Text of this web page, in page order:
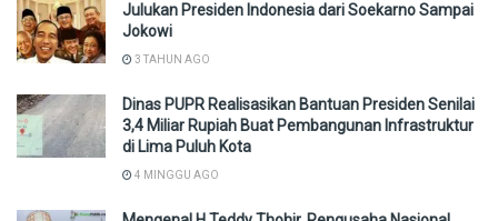
Julukan Presiden Indonesia dari Soekarno Sampai
Jokowi
3 TAHUN AGO
Dinas PUPR Realisasikan Bantuan Presiden Senilai
3,4 Miliar Rupiah Buat Pembangunan Infrastruktur
di Lima Puluh Kota
4 MINGGU AGO